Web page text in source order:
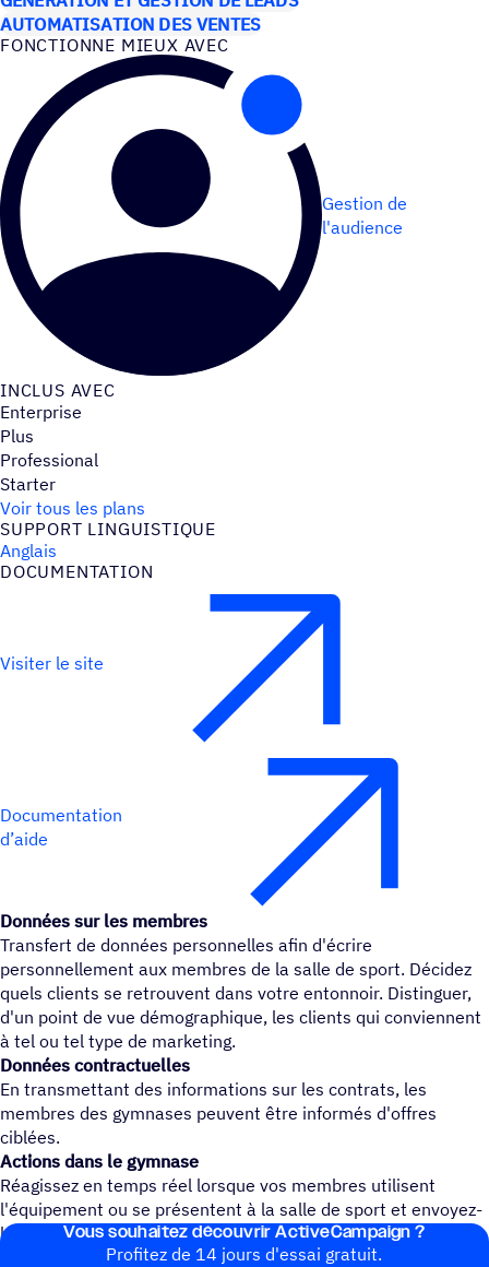
AUTOMATISATION DES VENTES
FONC­TIONNE MIEUX AVEC
Gestion de
l'audience
INCLUS AVEC
Enterprise
Plus
Professional
Starter
Voir tous les plans
SUPPORT LINGUIS­TIQUE
Anglais
DOCU­MEN­TA­TION
Visiter le site
Documentation
d’aide
Données sur les membres
Transfert de données personnelles afin d'écrire
personnellement aux membres de la salle de sport. Décidez
quels clients se retrouvent dans votre entonnoir. Distinguer,
d'un point de vue démographique, les clients qui conviennent
à tel ou tel type de marketing.
Données contractuelles
En transmettant des informations sur les contrats, les
membres des gymnases peuvent être informés d'offres
ciblées.
Actions dans le gymnase
Réagissez en temps réel lorsque vos membres utilisent
l'équipement ou se présentent à la salle de sport et envoyez-
leur des messages d'évaluation ou des offres.
Vous souhai­tez découvrir ActiveCampaign ?
Profitez de 14 jours d'essai gratuit.